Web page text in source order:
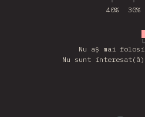
Nu sunt interesat(ă)
Nu aș mai folosi
40% 30%